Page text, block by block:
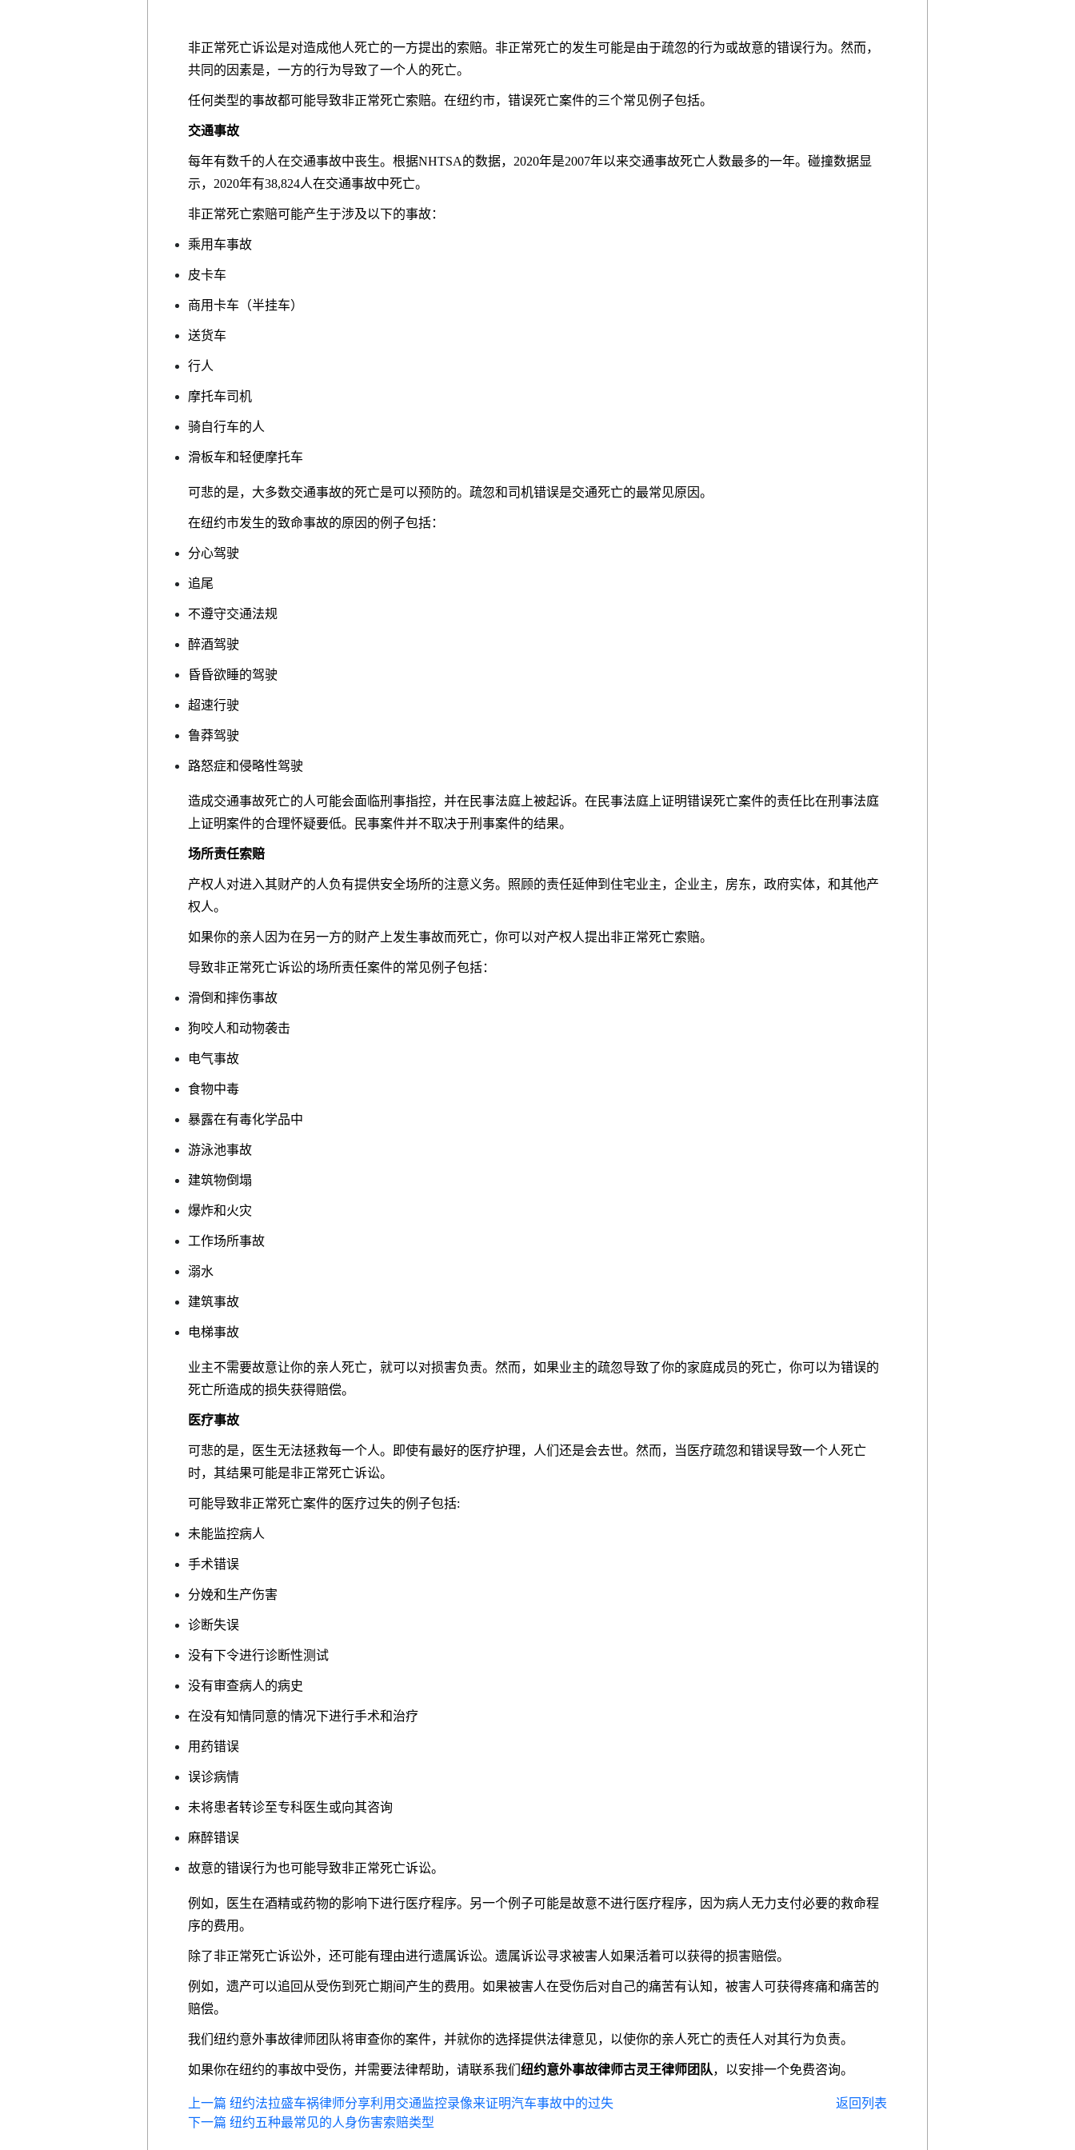
非正常死亡诉讼是对造成他人死亡的一方提出的索赔。非正常死亡的发生可能是由于疏忽的行为或故意的错误行为。然而，
共同的因素是，一方的行为导致了一个人的死亡。
任何类型的事故都可能导致非正常死亡索赔。在纽约市，错误死亡案件的三个常见例子包括。
交通事故
每年有数千的人在交通事故中丧生。根据NHTSA的数据，2020年是2007年以来交通事故死亡人数最多的一年。碰撞数据显
示，2020年有38,824人在交通事故中死亡。
非正常死亡索赔可能产生于涉及以下的事故：
乘用车事故
皮卡车
商用卡车（半挂车）
送货车
行人
摩托车司机
骑自行车的人
滑板车和轻便摩托车
可悲的是，大多数交通事故的死亡是可以预防的。疏忽和司机错误是交通死亡的最常见原因。
在纽约市发生的致命事故的原因的例子包括：
分心驾驶
追尾
不遵守交通法规
醉酒驾驶
昏昏欲睡的驾驶
超速行驶
鲁莽驾驶
路怒症和侵略性驾驶
造成交通事故死亡的人可能会面临刑事指控，并在民事法庭上被起诉。在民事法庭上证明错误死亡案件的责任比在刑事法庭
上证明案件的合理怀疑要低。民事案件并不取决于刑事案件的结果。
场所责任索赔
产权人对进入其财产的人负有提供安全场所的注意义务。照顾的责任延伸到住宅业主，企业主，房东，政府实体，和其他产
权人。
如果你的亲人因为在另一方的财产上发生事故而死亡，你可以对产权人提出非正常死亡索赔。
导致非正常死亡诉讼的场所责任案件的常见例子包括：
滑倒和摔伤事故
狗咬人和动物袭击
电气事故
食物中毒
暴露在有毒化学品中
游泳池事故
建筑物倒塌
爆炸和火灾
工作场所事故
溺水
建筑事故
电梯事故
业主不需要故意让你的亲人死亡，就可以对损害负责。然而，如果业主的疏忽导致了你的家庭成员的死亡，你可以为错误的
死亡所造成的损失获得赔偿。
医疗事故
可悲的是，医生无法拯救每一个人。即使有最好的医疗护理，人们还是会去世。然而，当医疗疏忽和错误导致一个人死亡
时，其结果可能是非正常死亡诉讼。
可能导致非正常死亡案件的医疗过失的例子包括:
未能监控病人
手术错误
分娩和生产伤害
诊断失误
没有下令进行诊断性测试
没有审查病人的病史
在没有知情同意的情况下进行手术和治疗
用药错误
误诊病情
未将患者转诊至专科医生或向其咨询
麻醉错误
故意的错误行为也可能导致非正常死亡诉讼。
例如，医生在酒精或药物的影响下进行医疗程序。另一个例子可能是故意不进行医疗程序，因为病人无力支付必要的救命程
序的费用。
除了非正常死亡诉讼外，还可能有理由进行遗属诉讼。遗属诉讼寻求被害人如果活着可以获得的损害赔偿。
例如，遗产可以追回从受伤到死亡期间产生的费用。如果被害人在受伤后对自己的痛苦有认知，被害人可获得疼痛和痛苦的
赔偿。
我们纽约意外事故律师团队将审查你的案件，并就你的选择提供法律意见，以使你的亲人死亡的责任人对其行为负责。
如果你在纽约的事故中受伤，并需要法律帮助，请联系我们 纽约意外事故律师古灵王律师团队，以安排一个免费咨询。
上一篇 纽约法拉盛车祸律师分享利用交通监控录像来证明汽车事故中的过失
返回列表
下一篇 纽约五种最常见的人身伤害索赔类型